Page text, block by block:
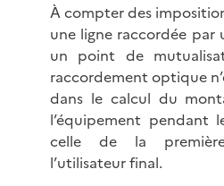
À compter des
une ligne raccordée
un point de
raccordement optique
dans le calcul du
l’équipement pendant
celle de la
l’utilisateur final.